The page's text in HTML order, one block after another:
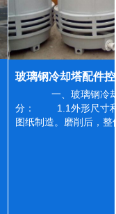
一、玻璃钢冷
分： 1.1外形尺寸和
图纸制造。磨削后，